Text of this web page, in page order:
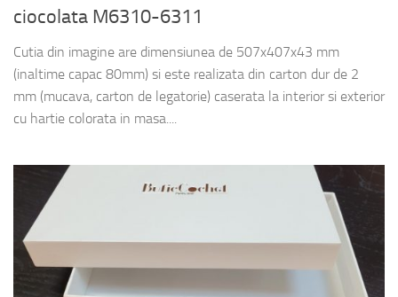
ciocolata M6310-6311
Cutia din imagine are dimensiunea de 507x407x43 mm
(inaltime capac 80mm) si este realizata din carton dur de 2
mm (mucava, carton de legatorie) caserata la interior si exterior
cu hartie colorata in masa....